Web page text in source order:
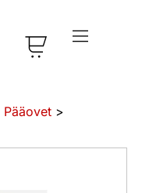
Pääovet >